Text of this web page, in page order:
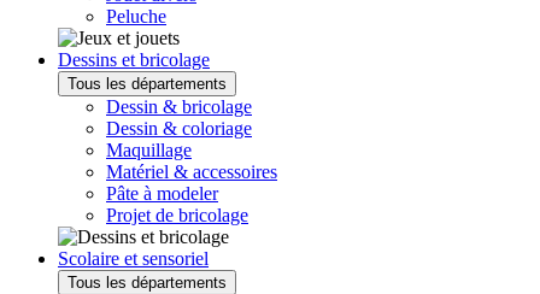
Peluche
Dessins et bricolage
Tous les départements
Dessin & bricolage
Dessin & coloriage
Maquillage
Matériel & accessoires
Pâte à modeler
Projet de bricolage
Scolaire et sensoriel
Tous les départements